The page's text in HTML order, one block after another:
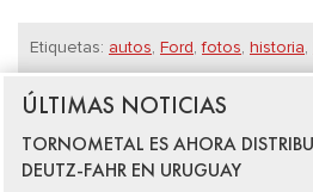
Etiquetas: autos, Ford,fotos, historia,
ÚLTIMAS NOTICIAS
TORNOMETAL ES AHORA
DEUTZ-FAHR EN URUGUAY